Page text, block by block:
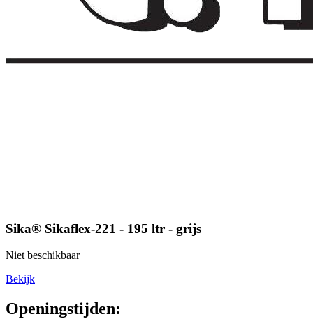
Sika® Sikaflex-221 - 195 ltr - grijs
Niet beschikbaar
Bekijk
Openingstijden: